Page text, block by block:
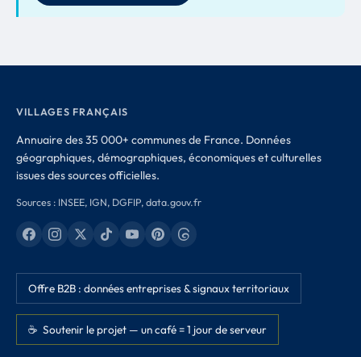
VILLAGES FRANÇAIS
Annuaire des 35 000+ communes de France. Données
géographiques, démographiques, économiques et culturelles
issues des sources officielles.
Sources : INSEE, IGN, DGFIP, data.gouv.fr
Offre B2B : données entreprises & signaux territoriaux
☕ Soutenir le projet — un café = 1 jour de serveur